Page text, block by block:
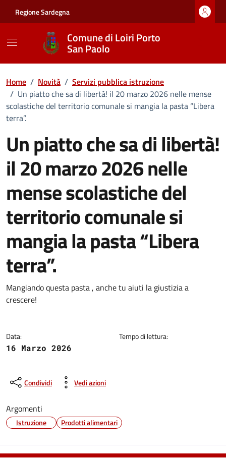
Regione Sardegna
Comune di Loiri Porto
San Paolo
Home / Novità / Servizi pubblica istruzione
/ Un piatto che sa di libertà! il 20 marzo 2026 nelle mense
scolastiche del territorio comunale si mangia la pasta “Libera
terra”.
Un piatto che sa di libertà!
il 20 marzo 2026 nelle
mense scolastiche del
territorio comunale si
mangia la pasta “Libera
terra”.
Dettagli della notizia
Mangiando questa pasta , anche tu aiuti la giustizia a
crescere!
Data:
16 Marzo 2026
Tempo di lettura:
Condividi Vedi azioni
Argomenti
Istruzione Prodotti alimentari